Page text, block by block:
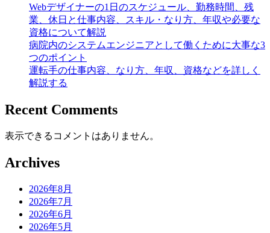
Webデザイナーの1日のスケジュール、勤務時間、残
業、休日と仕事内容、スキル・なり方、年収や必要な
資格について解説
病院内のシステムエンジニアとして働くために大事な3
つのポイント
運転手の仕事内容、なり方、年収、資格などを詳しく
解説する
Recent Comments
表示できるコメントはありません。
Archives
2026年8月
2026年7月
2026年6月
2026年5月